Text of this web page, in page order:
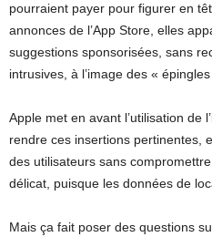
pourraient payer pour figurer en
annonces de l’App Store, elles
suggestions sponsorisées, sans
intrusives, à l’image des «
Apple met en avant l’utilisation de
rendre ces insertions pertinentes,
des utilisateurs sans
délicat, puisque les données de
Mais ça fait poser des questions